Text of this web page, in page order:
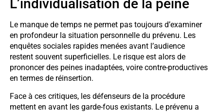
L’individualisation de la peine
Le manque de temps ne permet pas toujours d’examiner
en profondeur la situation personnelle du prévenu. Les
enquêtes sociales rapides menées avant l’audience
restent souvent superficielles. Le risque est alors de
prononcer des peines inadaptées, voire contre-productives
en termes de réinsertion.
Face à ces critiques, les défenseurs de la procédure
mettent en avant les garde-fous existants. Le prévenu a